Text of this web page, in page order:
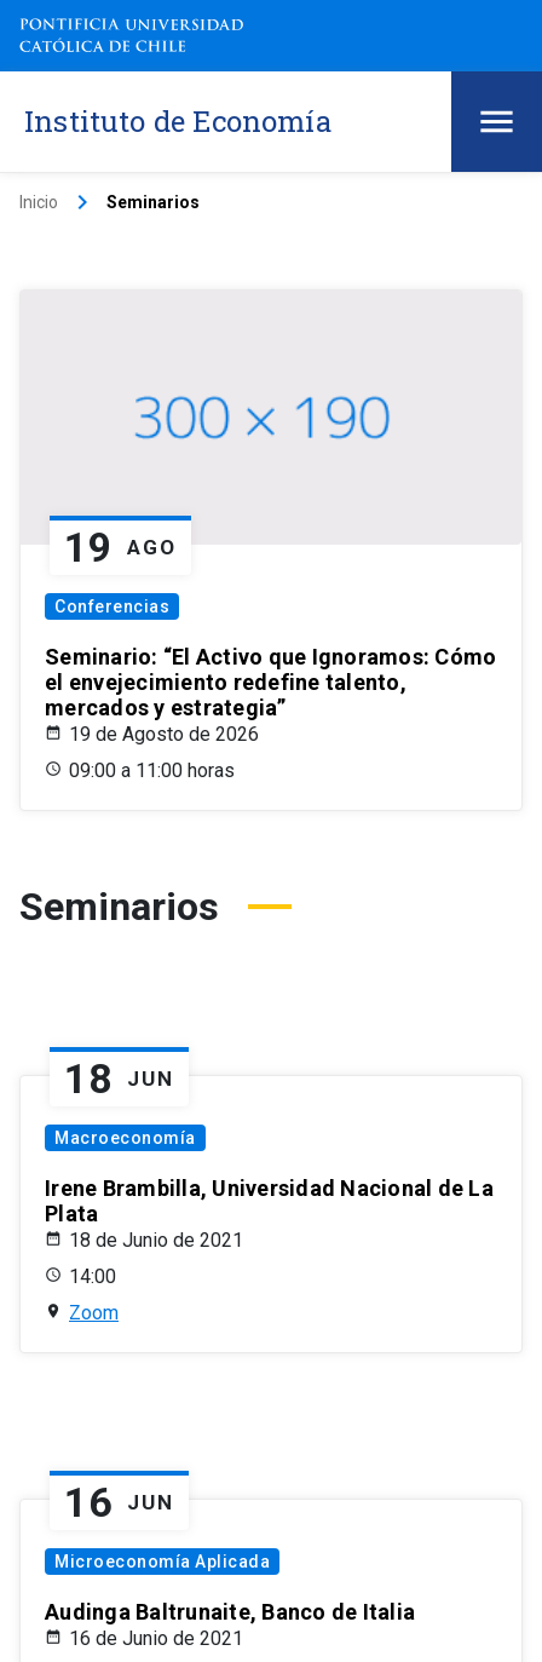
Instituto de Economía
Inicio keyboard_arrow_right Seminarios
19 AGO
Conferencias
Seminario: “El Activo que Ignoramos: Cómo
el envejecimiento redefine talento,
mercados y estrategia”
19 de Agosto de 2026
09:00 a 11:00 horas
Seminarios
18 JUN
Macroeconomía
Irene Brambilla, Universidad Nacional de La
Plata
18 de Junio de 2021
14:00
Zoom
16 JUN
Microeconomía Aplicada
Audinga Baltrunaite, Banco de Italia
16 de Junio de 2021